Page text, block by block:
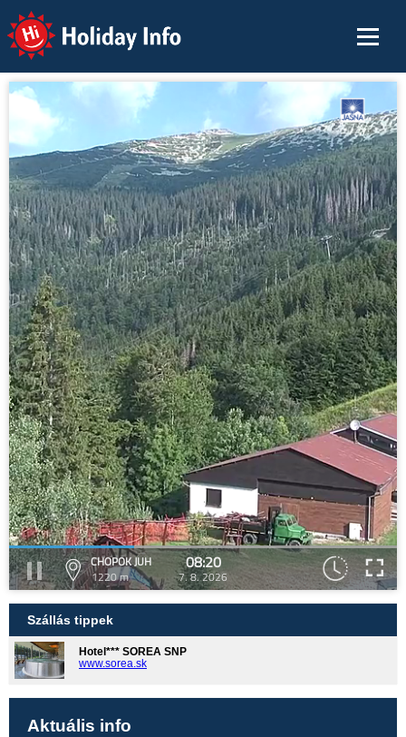
Holiday Info
CHOPOK JUH
1220 m
08:20
7. 8. 2026
Szállás tippek
Hotel*** SOREA SNP
www.sorea.sk
Aktuális info